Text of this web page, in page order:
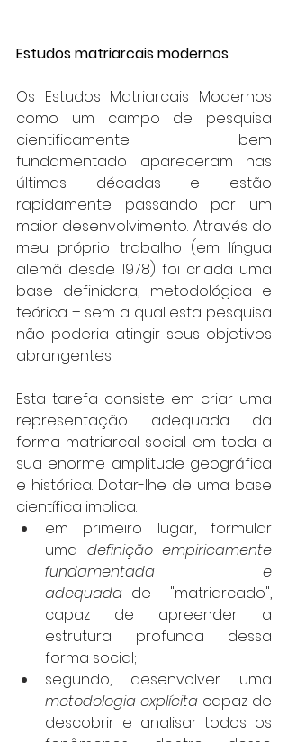
Estudos matriarcais modernos
Os Estudos Matriarcais Modernos
como um campo de pesquisa
cientificamente bem
fundamentado apareceram nas
últimas décadas e estão
rapidamente passando por um
maior desenvolvimento. Através do
meu próprio trabalho (em língua
alemã desde 1978) foi criada uma
base definidora, metodológica e
teórica – sem a qual esta pesquisa
não poderia atingir seus objetivos
abrangentes.
Esta tarefa consiste em criar uma
representação adequada da
forma matriarcal social em toda a
sua enorme amplitude geográfica
e histórica. Dotar-lhe de uma base
científica implica:
em primeiro lugar, formular
uma definição empiricamente
fundamentada e
adequada de  "matriarcado",
capaz de apreender a
estrutura profunda dessa
forma social;
metodologia explícita capaz de
descobrir e analisar todos os